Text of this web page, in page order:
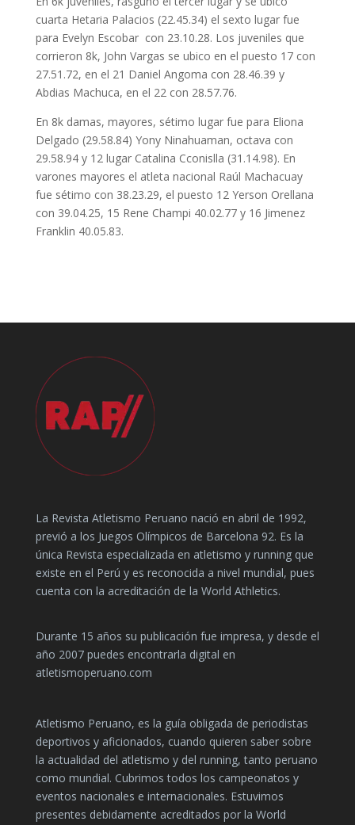
cuarta Hetaria Palacios (22.45.34) el sexto lugar fue
para Evelyn Escobar con 23.10.28. Los juveniles que
corrieron 8k, John Vargas se ubico en el puesto 17 con
27.51.72, en el 21 Daniel Angoma con 28.46.39 y
Abdias Machuca, en el 22 con 28.57.76.
En 8k damas, mayores, sétimo lugar fue para Eliona
Delgado (29.58.84) Yony Ninahuaman, octava con
29.58.94 y 12 lugar Catalina Cconislla (31.14.98). En
varones mayores el atleta nacional Raúl Machacuay
fue sétimo con 38.23.29, el puesto 12 Yerson Orellana
con 39.04.25, 15 Rene Champi 40.02.77 y 16 Jimenez
Franklin 40.05.83.
La Revista Atletismo Peruano nació en abril de 1992,
previó a los Juegos Olímpicos de Barcelona 92. Es la
única Revista especializada en atletismo y running que
existe en el Perú y es reconocida a nivel mundial, pues
cuenta con la acreditación de la World Athletics.
Durante 15 años su publicación fue impresa, y desde el
año 2007 puedes encontrarla digital en
atletismoperuano.com
Atletismo Peruano, es la guía obligada de periodistas
deportivos y aficionados, cuando quieren saber sobre
la actualidad del atletismo y del running, tanto peruano
como mundial. Cubrimos todos los campeonatos y
eventos nacionales e internacionales. Estuvimos
presentes debidamente acreditados por la World